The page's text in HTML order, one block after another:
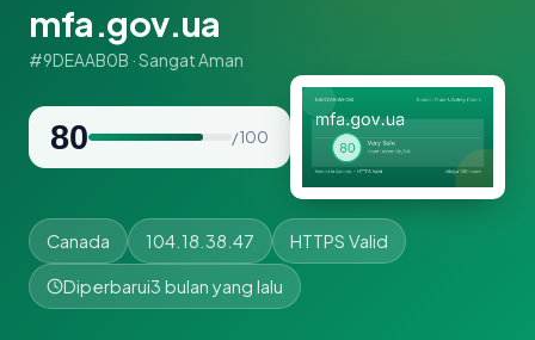
mfa.gov.ua
#9DEAAB0B · Sangat Aman
80 / 100
Canada 104.18.38.47 HTTPS Valid
Diperbarui3 bulan yang lalu